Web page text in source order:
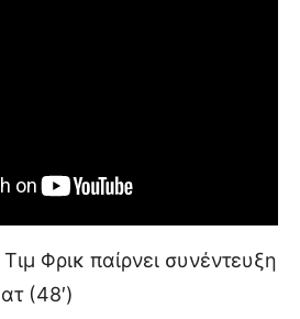
Φρικ παίρνει συνέντευξη
(48′)